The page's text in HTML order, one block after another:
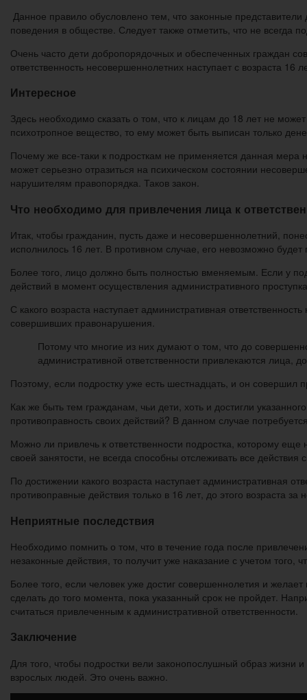
Данное правило обусловлено тем, что законные
поведения в обществе. Следует также отметить, что не всегда
Очень часто дети добропорядочных и обеспеченных граждан
ответственность несовершеннолетних наступает с возраста 16
Интересное
Здесь необходимо сказать о том, что к лицам до 18 лет не
психотропное вещество, то ему может быть выписан только
Почему же все-таки к подросткам не применяется данная мера
может серьезно отразиться на психическом состоянии
нарушителям правопорядка. Таков закон.
Что необходимо для привлечения лица к
Итак, чтобы гражданин, пусть даже и несовершеннолетний,
исполнилось 16 лет. В противном случае, его невозможно будет
Более того, лицо должно быть полностью вменяемым. Если у
действий в момент осуществления административного
С какого возраста наступает административная
совершивших правонарушения.
Потому что многие из них думают о том, что до
административной ответственности привлекаются лица,
Поэтому, если подростку уже есть шестнадцать, и он совершил
Как же быть тем гражданам, чьи дети, хоть и достигли
противоправность своих действий? В данном случае
Можно ли привлечь к ответственности подростка, которому
своей занятости, не всегда способны отслеживать все действия
По достижении какого возраста наступает административная
противоправные действия только в 16 лет, до этого возраста за
Неприятные последствия
Необходимо помнить о том, что в течение года после
незаконные действия, то получит уже наказание с учетом того,
Более того, если человек уже достиг совершеннолетия и
сделать до того момента, пока указанный срок не пройдет.
считаться привлеченным к административной ответственности.
Заключение
Для того, чтобы подростки вели законопослушный образ
взрослых людей. Это очень важно.